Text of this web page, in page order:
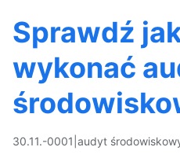
Sprawdź
wykonać
30.11.-0001 audyt